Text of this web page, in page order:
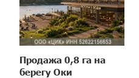
Продажа 0,8 га на
берегу Оки